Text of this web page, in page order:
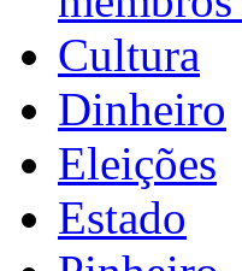
Cultura
Dinheiro
Eleições
Estado